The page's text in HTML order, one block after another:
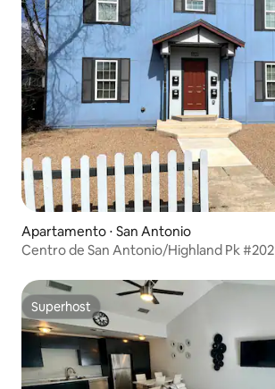
Apartamento ⋅ San Antonio
Centro de San Antonio/Highland Pk #202
Superhost
Superhost